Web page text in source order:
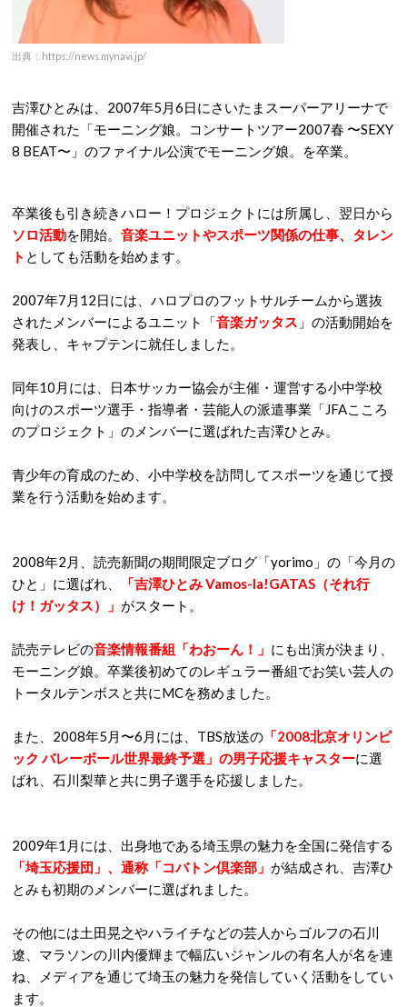
出典：https://news.mynavi.jp/
吉澤ひとみは、2007年5月6日にさいたまスーパーアリーナで
開催された「モーニング娘。コンサートツアー2007春 〜SEXY
8 BEAT〜」のファイナル公演でモーニング娘。を卒業。
卒業後も引き続きハロー！プロジェクトには所属し、翌日から
ソロ活動を開始。 音楽ユニットやスポーツ関係の仕事、タレン
ト としても活動を始めます。
2007年7月12日には、ハロプロのフットサルチームから選抜
されたメンバーによるユニット「音楽ガッタス 」の活動開始を
発表し、キャプテンに就任しました。
同年10月には、日本サッカー協会が主催・運営する小中学校
向けのスポーツ選手・指導者・芸能人の派遣事業「JFAこころ
のプロジェクト」のメンバーに選ばれた吉澤ひとみ。
青少年の育成のため、小中学校を訪問してスポーツを通じて授
業を行う活動を始めます。
2008年2月、読売新聞の期間限定ブログ「yorimo」の「今月の
ひと」に選ばれ、
「吉澤ひとみ Vamos-la!GATAS（それ行
け！ガッタス）」 がスタート。
読売テレビの音楽情報番組「わおーん！」 にも出演が決まり、
モーニング娘。卒業後初めてのレギュラー番組でお笑い芸人の
トータルテンボスと共にMCを務めました。
また、2008年5月〜6月には、TBS放送の 「2008北京オリンピ
ック バレーボール世界最終予選」の男子応援キャスターに選
ばれ、石川梨華と共に男子選手を応援しました。
2009年1月には、出身地である埼玉県の魅力を全国に発信する
「埼玉応援団」、通称「コバトン倶楽部」 が結成され、吉澤ひ
とみも初期のメンバーに選ばれました。
その他には土田晃之やハライチなどの芸人からゴルフの石川
遼、マラソンの川内優輝まで幅広いジャンルの有名人が名を連
ね、メディアを通じて埼玉の魅力を発信していく活動をしてい
ます。